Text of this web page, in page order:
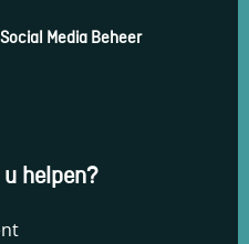
Media Beheer